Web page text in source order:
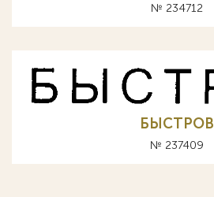
№ 234712
БЫСТРОВ
№ 237409